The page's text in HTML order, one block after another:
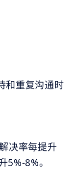
和重复沟通时
决率每提升
5%-8%。